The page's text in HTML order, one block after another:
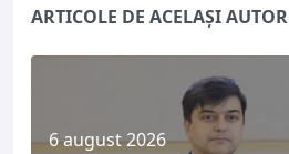
ARTICOLE DE ACELAȘI AUTOR
6 august 2026